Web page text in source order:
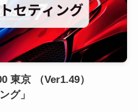
東京 （Ver1.49）
グ」